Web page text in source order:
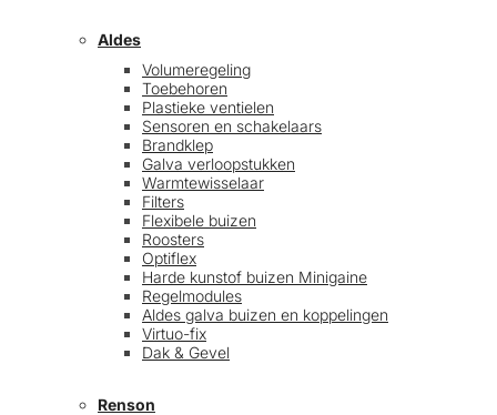
Aldes
Volumeregeling
Toebehoren
Plastieke ventielen
Sensoren en schakelaars
Brandklep
Galva verloopstukken
Warmtewisselaar
Filters
Flexibele buizen
Roosters
Optiflex
Harde kunstof buizen Minigaine
Regelmodules
Aldes galva buizen en koppelingen
Virtuo-fix
Dak & Gevel
Renson